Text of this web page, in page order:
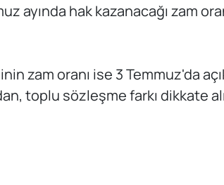
ayında hak kazanacağı zam
zam oranı ise 3 Temmuz'da
toplu sözleşme farkı dikkate